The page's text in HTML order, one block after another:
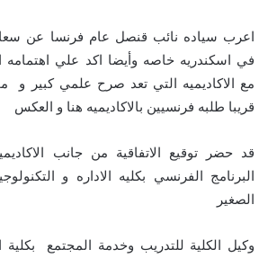
اعرب سياده نائب قنصل عام فرنسا عن
في اسكندريه خاصه وأيضا اكد علي اهتمامه
مع الاكاديميه التي تعد صرح علمي كبير و
قريبا طلبه فرنسيين بالاكاديميه هنا و العكس
قد حضر توقيع الاتفاقية من جانب
البرنامج الفرنسي بكليه الاداره و
الصغير
وكيل الكلية للتدريب وخدمة المجتمع بكلية